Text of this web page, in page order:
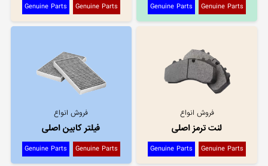
Genuine Parts
Genuine Parts
Genuine Parts
Genuine Parts
فروش انواع
لنت ترمز اصلی
Genuine Parts
Genuine Parts
فروش انواع
فیلتر کابین اصلی
Genuine Parts
Genuine Parts